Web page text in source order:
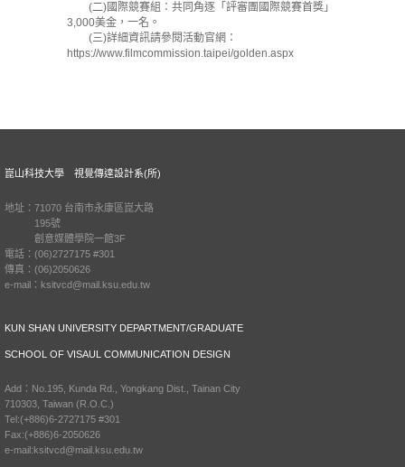
(二)國際競賽組：共同角逐「評審團國際競賽首獎」
3,000美金，一名。
(三)詳細資訊請參閱活動官網：
https://www.filmcommission.taipei/golden.aspx
崑山科技大學 視覺傳達設計系(所)
地址：71070 台南市永康區崑大路
195號
創意媒體學院一館3F
電話：(06)2727175 #301
傳真：(06)2050626
e-mail：ksitvcd@mail.ksu.edu.tw
KUN SHAN UNIVERSITY DEPARTMENT/GRADUATE
SCHOOL OF VISAUL COMMUNICATION DESIGN
Add：No.195, Kunda Rd., Yongkang Dist., Tainan City
710303, Taiwan (R.O.C.)
Tel:(+886)6-2727175 #301
Fax:(+886)6-2050626
e-mail:ksitvcd@mail.ksu.edu.tw